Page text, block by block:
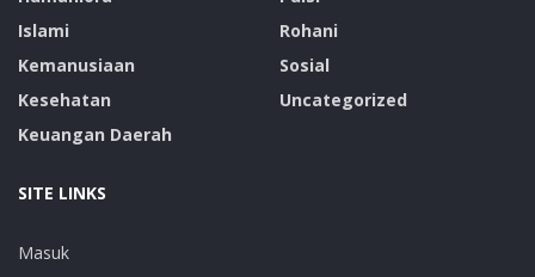
Islami
Kemanusiaan
Kesehatan
Keuangan Daerah
Rohani
Sosial
Uncategorized
SITE LINKS
Masuk